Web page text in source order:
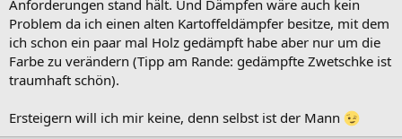
Anforderungen stand hält. Und Dämpfen wäre auch kein
Problem da ich einen alten Kartoffeldämpfer besitze, mit dem
ich schon ein paar mal Holz gedämpft habe aber nur um die
Farbe zu verändern (Tipp am Rande: gedämpfte Zwetschke ist
traumhaft schön).
Ersteigern will ich mir keine, denn selbst ist der Mann